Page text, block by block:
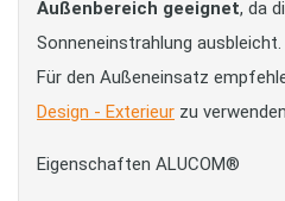
Außenbereich geeignet, da
Sonneneinstrahlung ausbleicht.
Für den Außeneinsatz
Design - Exterieur zu
Eigenschaften ALUCOM®